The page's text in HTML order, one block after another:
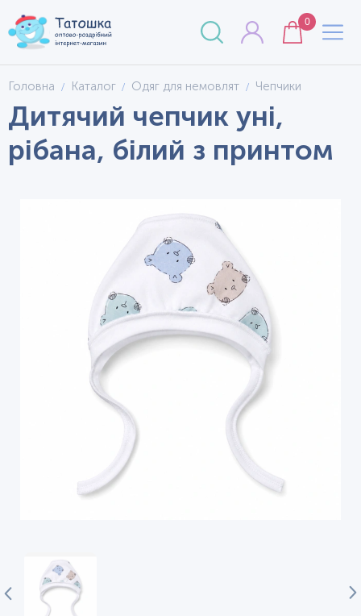
0
Головна Каталог Одяг для немовлят Чепчики
Дитячий чепчик уні,
рібана, білий з принтом